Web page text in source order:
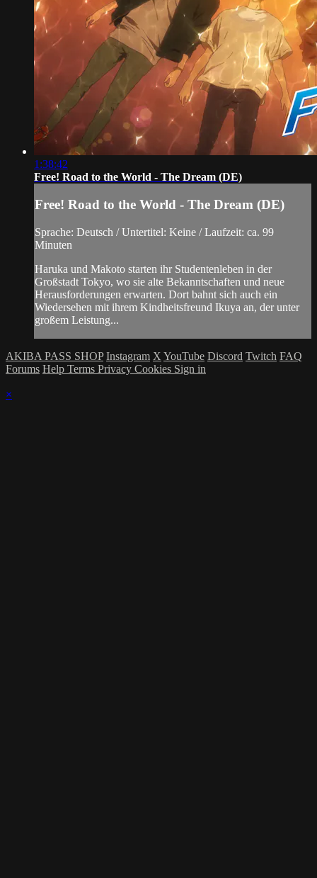
1:38:42
Free! Road to the World - The Dream (DE)
Free! Road to the World - The Dream (DE)
Sprache: Deutsch / Untertitel: Keine / Laufzeit: ca. 99
Minuten
Haruka und Makoto starten ihr Studentenleben in der
Großstadt Tokyo, wo sie alte Bekanntschaften und neue
Herausforderungen erwarten. Dort bahnt sich auch ein
Wiedersehen mit ihrem Kindheitsfreund Ikuya an, der unter
großem Leistung...
AKIBA PASS SHOP Instagram X YouTube Discord Twitch FAQ
Forums Help Terms Privacy Cookies Sign in
×